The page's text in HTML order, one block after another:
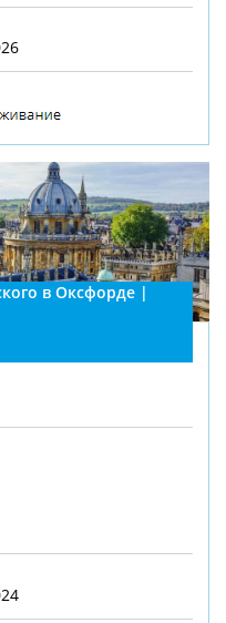
в Оксфорде |